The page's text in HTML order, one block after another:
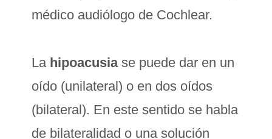
médico audiólogo de Cochlear.
La hipoacusiase puede dar en un
oído (unilateral) o en dos oídos
(bilateral). En este sentido se habla
de bilateralidad o una solución